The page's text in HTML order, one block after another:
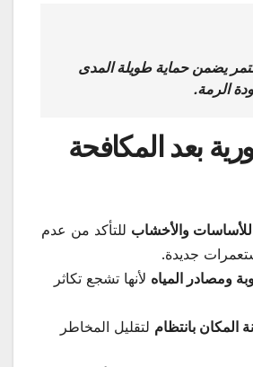
يضمن حماية طويلة المدى
الرمة.
بعد المكافحة
والأخشاب للتأكد من عدم
جديدة.
ومصادر المياه لأنها تشجع تكاثر
المكان بانتظام لتقليل المخاطر